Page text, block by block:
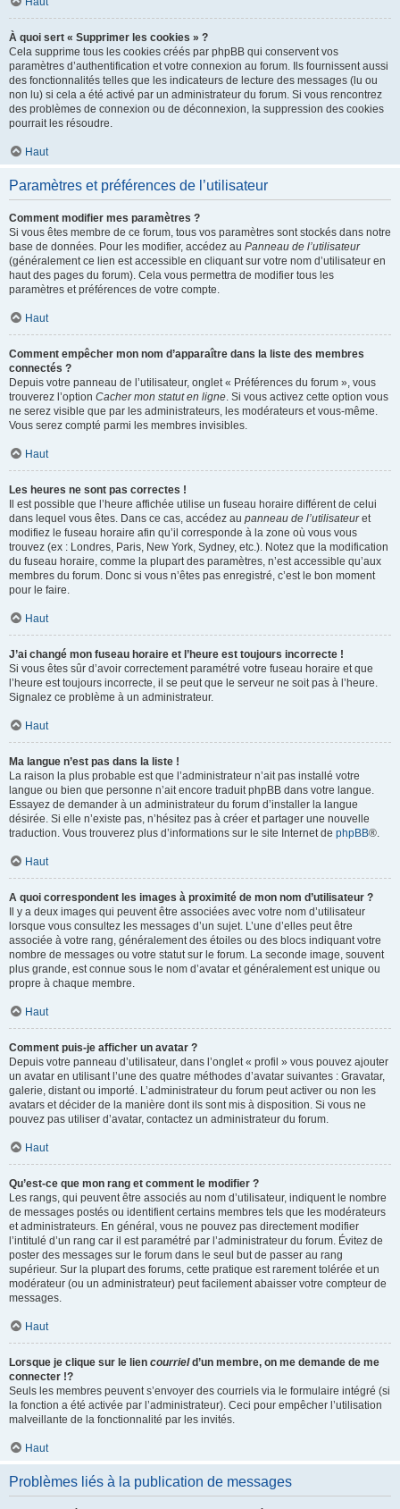
À quoi sert « Supprimer les cookies » ?
Cela supprime tous les cookies créés par phpBB qui conservent vos
paramètres d’authentification et votre connexion au forum. Ils fournissent aussi
des fonctionnalités telles que les indicateurs de lecture des messages (lu ou
non lu) si cela a été activé par un administrateur du forum. Si vous rencontrez
des problèmes de connexion ou de déconnexion, la suppression des cookies
pourrait les résoudre.
Haut
Paramètres et préférences de l’utilisateur
Comment modifier mes paramètres ?
Si vous êtes membre de ce forum, tous vos paramètres sont stockés dans notre
base de données. Pour les modifier, accédez au Panneau de l’utilisateur
(généralement ce lien est accessible en cliquant sur votre nom d’utilisateur en
haut des pages du forum). Cela vous permettra de modifier tous les
paramètres et préférences de votre compte.
Haut
Comment empêcher mon nom d’apparaître dans la liste des membres
connectés ?
Depuis votre panneau de l’utilisateur, onglet « Préférences du forum », vous
trouverez l’option Cacher mon statut en ligne. Si vous activez cette option vous
ne serez visible que par les administrateurs, les modérateurs et vous-même.
Vous serez compté parmi les membres invisibles.
Haut
Les heures ne sont pas correctes !
Il est possible que l’heure affichée utilise un fuseau horaire différent de celui
dans lequel vous êtes. Dans ce cas, accédez au panneau de l’utilisateuret
modifiez le fuseau horaire afin qu’il corresponde à la zone où vous vous
trouvez (ex : Londres, Paris, New York, Sydney, etc.). Notez que la modification
du fuseau horaire, comme la plupart des paramètres, n’est accessible qu’aux
membres du forum. Donc si vous n’êtes pas enregistré, c’est le bon moment
pour le faire.
Haut
J’ai changé mon fuseau horaire et l’heure est toujours incorrecte !
Si vous êtes sûr d’avoir correctement paramétré votre fuseau horaire et que
l’heure est toujours incorrecte, il se peut que le serveur ne soit pas à l’heure.
Signalez ce problème à un administrateur.
Haut
Ma langue n’est pas dans la liste !
La raison la plus probable est que l’administrateur n’ait pas installé votre
langue ou bien que personne n’ait encore traduit phpBB dans votre langue.
Essayez de demander à un administrateur du forum d’installer la langue
désirée. Si elle n’existe pas, n’hésitez pas à créer et partager une nouvelle
traduction. Vous trouverez plus d’informations sur le site Internet de phpBB®.
Haut
A quoi correspondent les images à proximité de mon nom d’utilisateur ?
Il y a deux images qui peuvent être associées avec votre nom d’utilisateur
lorsque vous consultez les messages d’un sujet. L’une d’elles peut être
associée à votre rang, généralement des étoiles ou des blocs indiquant votre
nombre de messages ou votre statut sur le forum. La seconde image, souvent
plus grande, est connue sous le nom d’avatar et généralement est unique ou
propre à chaque membre.
Haut
Comment puis-je afficher un avatar ?
Depuis votre panneau d’utilisateur, dans l’onglet « profil » vous pouvez ajouter
un avatar en utilisant l’une des quatre méthodes d’avatar suivantes : Gravatar,
galerie, distant ou importé. L’administrateur du forum peut activer ou non les
avatars et décider de la manière dont ils sont mis à disposition. Si vous ne
pouvez pas utiliser d’avatar, contactez un administrateur du forum.
Haut
Qu’est-ce que mon rang et comment le modifier ?
Les rangs, qui peuvent être associés au nom d’utilisateur, indiquent le nombre
de messages postés ou identifient certains membres tels que les modérateurs
et administrateurs. En général, vous ne pouvez pas directement modifier
l’intitulé d’un rang car il est paramétré par l’administrateur du forum. Évitez de
poster des messages sur le forum dans le seul but de passer au rang
supérieur. Sur la plupart des forums, cette pratique est rarement tolérée et un
modérateur (ou un administrateur) peut facilement abaisser votre compteur de
messages.
Haut
Lorsque je clique sur le lien courrield’un membre, on me demande de me
connecter !?
Seuls les membres peuvent s’envoyer des courriels via le formulaire intégré (si
la fonction a été activée par l’administrateur). Ceci pour empêcher l’utilisation
malveillante de la fonctionnalité par les invités.
Haut
Problèmes liés à la publication de messages